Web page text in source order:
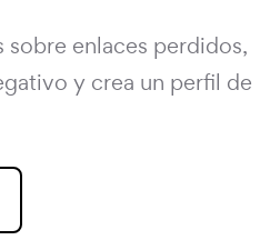
enlaces perdidos,
y crea un perfil de